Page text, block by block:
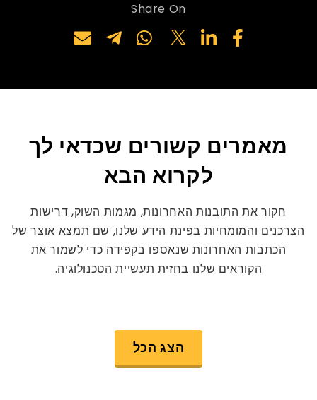
Share On
מאמרים קשורים שכדאי לך
לקרוא הבא
חקור את התובנות האחרונות, מגמות השוק, דרישות
הצרכנים והמומחיות בפינת הידע שלנו, שם תמצא אוצר של
הכתבות האחרונות שנאספו בקפידה כדי לשמור את
הקוראים שלנו בחזית תעשיית הטכנולוגיה.
הצג הכל